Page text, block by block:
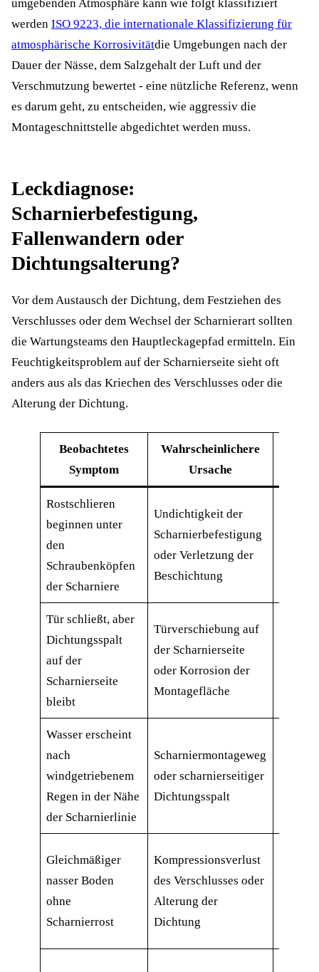
umgebenden Atmosphäre kann wie folgt klassifiziert
werden ISO 9223, die internationale Klassifizierung für
atmosphärische Korrosivitätdie Umgebungen nach der
Dauer der Nässe, dem Salzgehalt der Luft und der
Verschmutzung bewertet - eine nützliche Referenz, wenn
es darum geht, zu entscheiden, wie aggressiv die
Montageschnittstelle abgedichtet werden muss.
Leckdiagnose:
Scharnierbefestigung,
Fallenwandern oder
Dichtungsalterung?
Vor dem Austausch der Dichtung, dem Festziehen des
Verschlusses oder dem Wechsel der Scharnierart sollten
die Wartungsteams den Hauptleckagepfad ermitteln. Ein
Feuchtigkeitsproblem auf der Scharnierseite sieht oft
anders aus als das Kriechen des Verschlusses oder die
Alterung der Dichtung.
Beobachtetes
Symptom
Wahrscheinlichere
Ursache
Rostschlieren
beginnen unter
den
Schraubenköpfen
der Scharniere
Undichtigkeit der
Scharnierbefestigung
oder Verletzung der
Beschichtung
Tür schließt, aber
Dichtungsspalt
auf der
Scharnierseite
bleibt
Türverschiebung auf
der Scharnierseite
oder Korrosion der
Montagefläche
Wasser erscheint
nach
windgetriebenem
Regen in der Nähe
der Scharnierlinie
Scharniermontageweg
oder scharnierseitiger
Dichtungsspalt
Gleichmäßiger
nasser Boden
ohne
Scharnierrost
Kompressionsverlust
des Verschlusses oder
Alterung der
Dichtung